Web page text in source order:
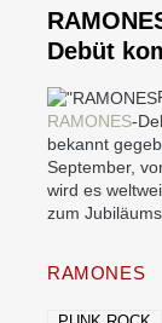
Debüt
RAMONES-
bekannt
September,
wird es
zum
RAMONES